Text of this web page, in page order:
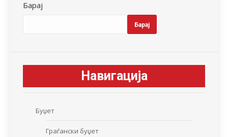
Барај
Барај
Навигација
Буџет
Граѓански буџет